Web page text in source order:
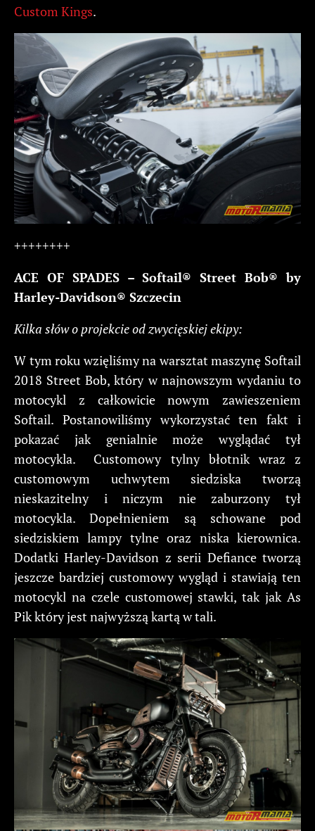
Custom Kings.
++++++++
ACE OF SPADES – Softail® Street Bob® by
Harley-Davidson® Szczecin
Kilka słów o projekcie od zwycięskiej ekipy:
W tym roku wzięliśmy na warsztat maszynę Softail
2018 Street Bob, który w najnowszym wydaniu to
motocykl z całkowicie nowym zawieszeniem
Softail. Postanowiliśmy wykorzystać ten fakt i
pokazać jak genialnie może wyglądać tył
motocykla. Customowy tylny błotnik wraz z
customowym uchwytem siedziska tworzą
nieskazitelny i niczym nie zaburzony tył
motocykla. Dopełnieniem są schowane pod
siedziskiem lampy tylne oraz niska kierownica.
Dodatki Harley-Davidson z serii Defiance tworzą
jeszcze bardziej customowy wygląd i stawiają ten
motocykl na czele customowej stawki, tak jak As
Pik który jest najwyższą kartą w tali.